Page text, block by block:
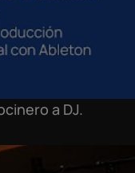
a DJ.